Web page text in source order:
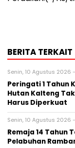
BERITA TERKAIT
Senin, 10 Agustus 2026 -
Peringati 1 Tahun
Hutan Kalteng
Harus Diperkuat
Senin, 10 Agustus 2026 -
Remaja 14 Tahun
Pelabuhan